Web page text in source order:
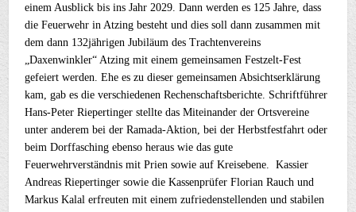
einem Ausblick bis ins Jahr 2029. Dann werden es 125 Jahre, dass
die Feuerwehr in Atzing besteht und dies soll dann zusammen mit
dem dann 132jährigen Jubiläum des Trachtenvereins
„Daxenwinkler“ Atzing mit einem gemeinsamen Festzelt-Fest
gefeiert werden. Ehe es zu dieser gemeinsamen Absichtserklärung
kam, gab es die verschiedenen Rechenschaftsberichte. Schriftführer
Hans-Peter Riepertinger stellte das Miteinander der Ortsvereine
unter anderem bei der Ramada-Aktion, bei der Herbstfestfahrt oder
beim Dorffasching ebenso heraus wie das gute
Feuerwehrverständnis mit Prien sowie auf Kreisebene. Kassier
Andreas Riepertinger sowie die Kassenprüfer Florian Rauch und
Markus Kalal erfreuten mit einem zufriedenstellenden und stabilen